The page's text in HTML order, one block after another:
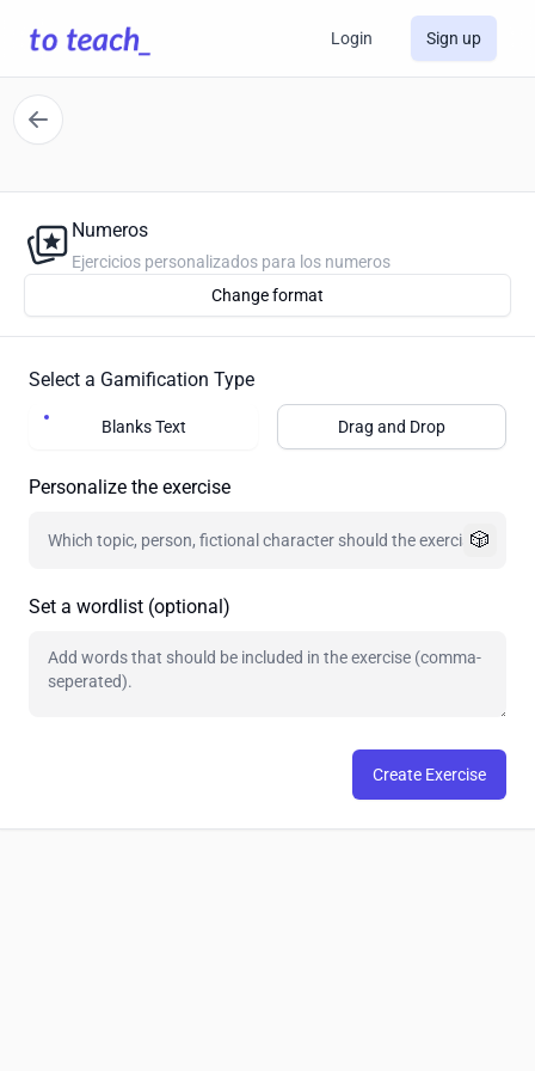
Login Sign up
Numeros
Ejercicios personalizados para los numeros
Change format
Select a Gamification Type
Blanks Text Drag and Drop
Personalize the exercise
🎲
Set a wordlist (optional)
Create Exercise